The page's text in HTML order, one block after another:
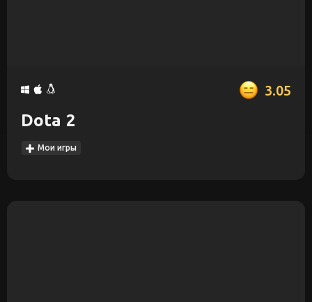
3.05
Dota 2
Мои игры